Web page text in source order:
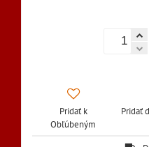
Pridať k
Obľúbeným
Pridať